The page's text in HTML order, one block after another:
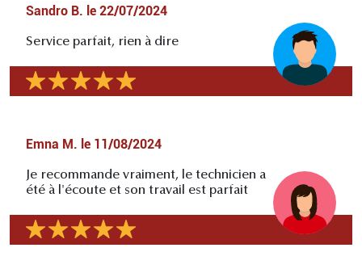
Sandro B. le 22/07/2024
Service parfait, rien à dire
Emna M. le 11/08/2024
Je recommande vraiment, le technicien a
été à l'écoute et son travail est parfait